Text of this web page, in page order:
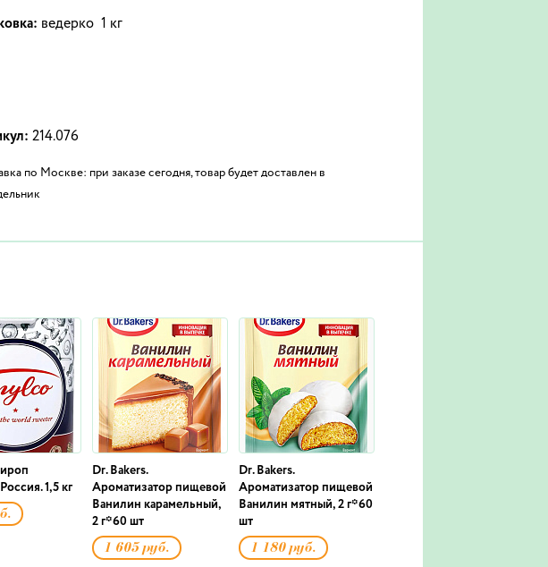
ведерко 1 кг
214.076
по Москве: при заказе сегодня, товар будет доставлен в
1,5 кг
Dr. Bakers.
Ароматизатор пищевой
Ванилин карамельный,
2 г*60 шт
1 605 руб.
Dr. Bakers.
Ароматизатор пищевой
Ванилин мятный, 2 г*60
шт
1 180 руб.